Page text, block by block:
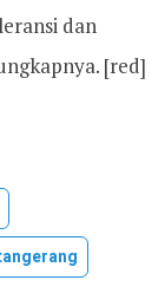
dan
[red]